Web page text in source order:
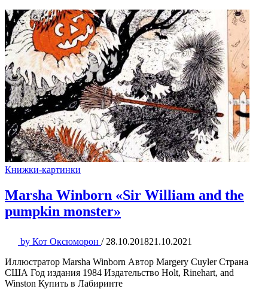
Книжки-картинки
Marsha Winborn «Sir William and the
pumpkin monster»
by Кот Оксюморон / 28.10.201821.10.2021
Иллюстратор Marsha Winborn Автор Margery Cuyler Страна
США Год издания 1984 Издательство Holt, Rinehart, and
Winston Купить в Лабиринте